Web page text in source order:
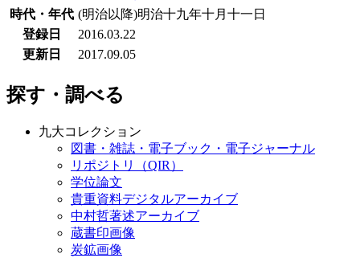
時代・年代 (明治以降)明治十九年十月十一日
登録日
2016.03.22
更新日
2017.09.05
探す・調べる
九大コレクション
図書・雑誌・電子ブック・電子ジャーナル
リポジトリ（QIR）
学位論文
貴重資料デジタルアーカイブ
中村哲著述アーカイブ
蔵書印画像
炭鉱画像